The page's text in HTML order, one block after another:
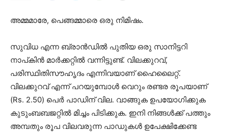
അമ്മമാരേ, പെങ്ങമ്മാരെ ഒരു നിമിഷം.
സുവിധ എന്ന ബ്രാൻഡിൽ പുതിയ ഒരു സാനിട്ടറി
നാപ്കിൻ മാർക്കറ്റിൽ വന്നിട്ടുണ്ട്. വിലക്കുറവ്,
പരിസ്ഥിതിസൗഹൃദം എന്നിവയാണ് ഹൈലൈറ്റ്.
വിലക്കുറവ് എന്ന് പറയുമ്പോൾ വെറും രണ്ടര രൂപയാണ്
(Rs. 2.50) പെർ പാഡിന് വില. വാങ്ങുക ഉപയോഗിക്കുക
കുടുംബബജറ്റിൽ മിച്ചം പിടിക്കുക. ഇനി നിങ്ങൾക്ക് പത്തും
അമ്പതും രൂപ വിലവരുന്ന പാഡുകൾ ഉപേക്ഷിക്കേണ്ട